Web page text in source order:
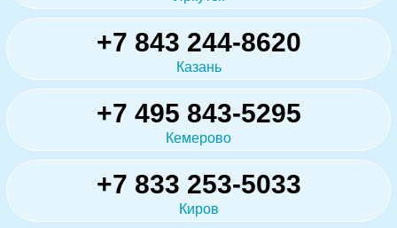
+7 843 244-8620
Казань
+7 495 843-5295
Кемерово
+7 833 253-5033
Киров